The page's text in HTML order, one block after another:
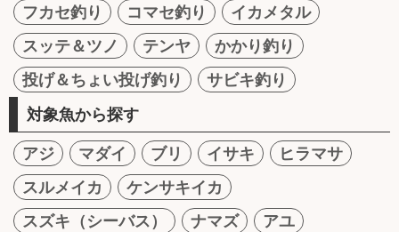
フカセ釣り
コマセ釣り
イカメタル
スッテ＆ツノ
テンヤ
かかり釣り
投げ＆ちょい投げ釣り
サビキ釣り
対象魚から探す
アジ マダイ ブリ イサキ
ヒラマサ
スルメイカ
ケンサキイカ
スズキ（シーバス）
ナマズ
アユ